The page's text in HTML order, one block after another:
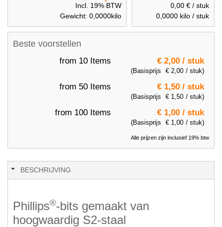
Beste voorstellen
from 10 Items € 2,00 / stuk
(Basisprijs € 2,00 / stuk)
from 50 Items € 1,50 / stuk
(Basisprijs € 1,50 / stuk)
from 100 Items € 1,00 / stuk
(Basisprijs € 1,00 / stuk)
Alle prijzen zijn inclusief 19% btw
0,00 € / stuk
0,0000 kilo / stuk
Incl. 19% BTW
Gewicht: 0,0000kilo
BESCHRIJVING
Phillips®-bits gemaakt van
hoogwaardig S2-staal